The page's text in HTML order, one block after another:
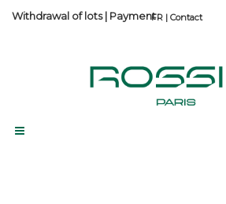
Contact
Withdrawal of lots| Payment